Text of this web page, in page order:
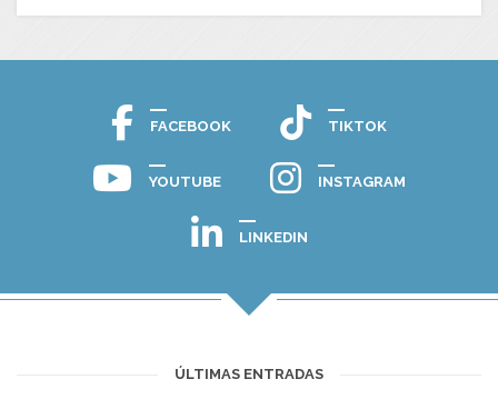
FACEBOOK TIKTOK
YOUTUBE INSTAGRAM
LINKEDIN
ÚLTIMAS ENTRADAS